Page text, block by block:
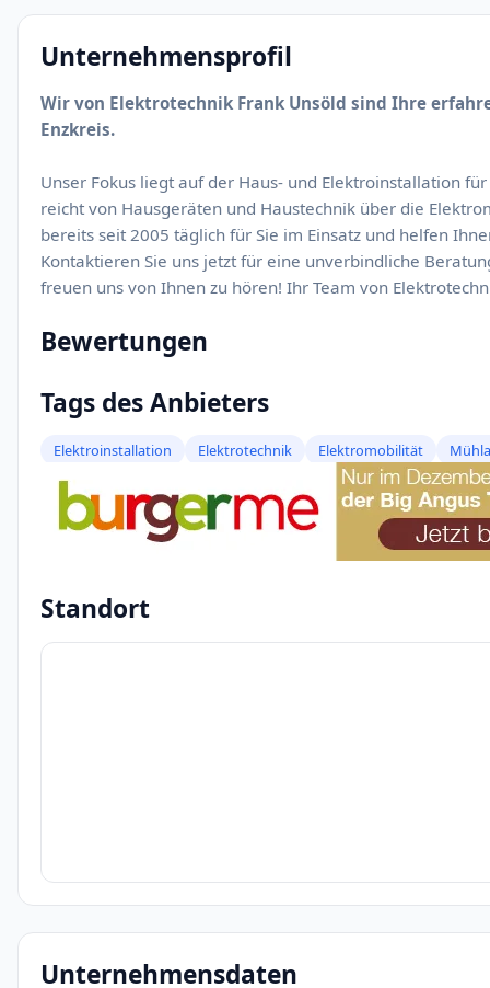
Unternehmensprofil
Wir von Elektrotechnik Frank Unsöld sind Ihre
Enzkreis.
Unser Fokus liegt auf der Haus- und Elektroinstallation
reicht von Hausgeräten und Haustechnik über die
bereits seit 2005 täglich für Sie im Einsatz und helfen
Kontaktieren Sie uns jetzt für eine unverbindliche
freuen uns von Ihnen zu hören! Ihr Team von
Bewertungen
Tags des Anbieters
Elektroinstallation Elektrotechnik Elektromobilität
Standort
Unternehmensdaten